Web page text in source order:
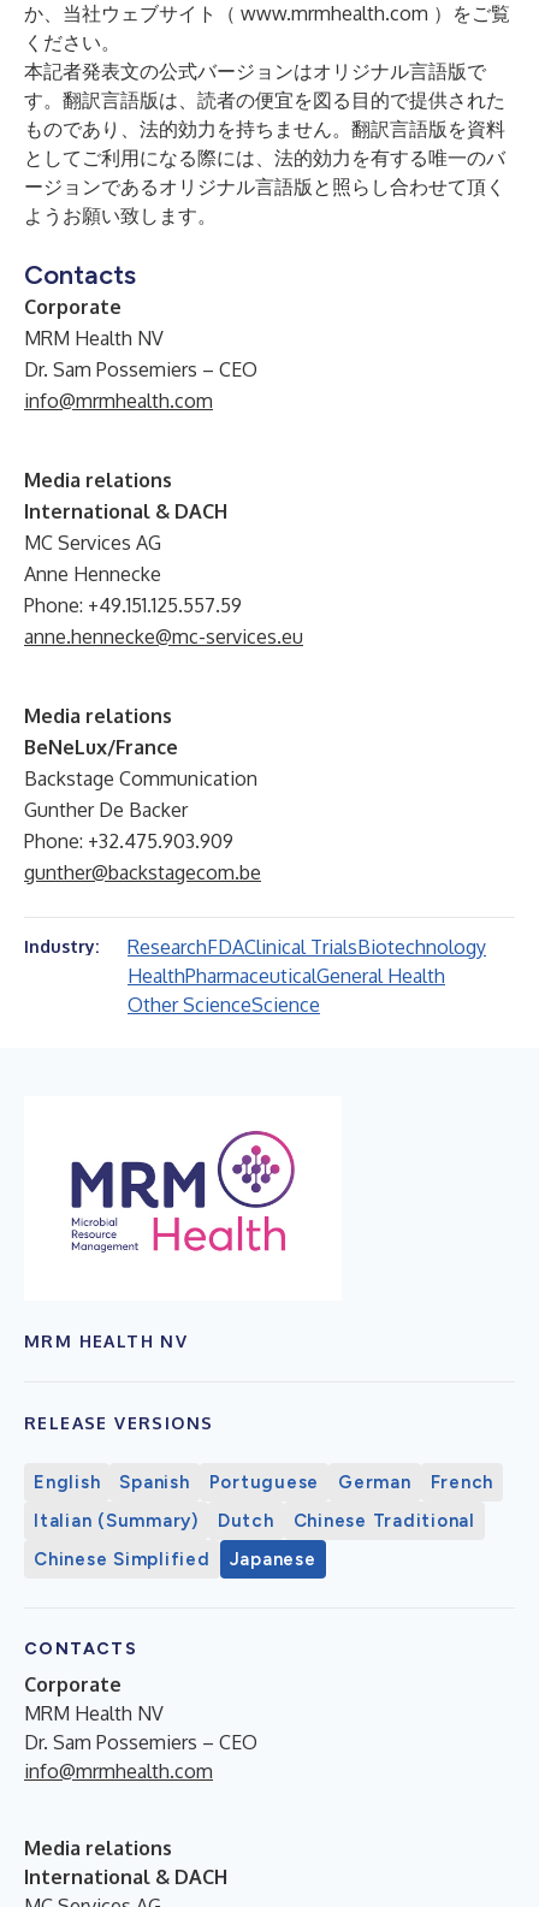
か、当社ウェブサイト（ www.mrmhealth.com ）をご覧
ください。
本記者発表文の公式バージョンはオリジナル言語版で
す。翻訳言語版は、読者の便宜を図る目的で提供された
ものであり、法的効力を持ちません。翻訳言語版を資料
としてご利用になる際には、法的効力を有する唯一のバ
ージョンであるオリジナル言語版と照らし合わせて頂く
ようお願い致します。
Contacts
Corporate
MRM Health NV
Dr. Sam Possemiers – CEO
info@mrmhealth.com
Media relations
International & DACH
MC Services AG
Anne Hennecke
Phone: +49.151.125.557.59
anne.hennecke@mc-services.eu
Media relations
BeNeLux/France
Backstage Communication
Gunther De Backer
Phone: +32.475.903.909
gunther@backstagecom.be
Industry: ResearchFDAClinical TrialsBiotechnology
HealthPharmaceuticalGeneral Health
Other ScienceScience
MRM HEALTH NV
RELEASE VERSIONS
English Spanish Portuguese German
French
Italian (Summary)
Dutch
Chinese Traditional
Chinese Simplified
Japanese
CONTACTS
Corporate
MRM Health NV
Dr. Sam Possemiers – CEO
info@mrmhealth.com
Media relations
International & DACH